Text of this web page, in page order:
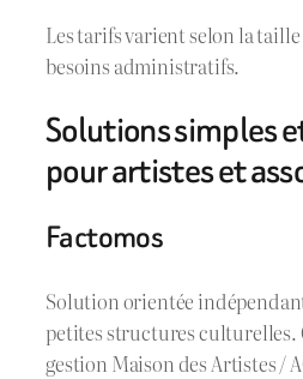
Les tarifs varient selon la
besoins administratifs.
Solutions simples
pour artistes et
Factomos
Solution orientée
petites structures culturelles.
gestion Maison des Artistes /